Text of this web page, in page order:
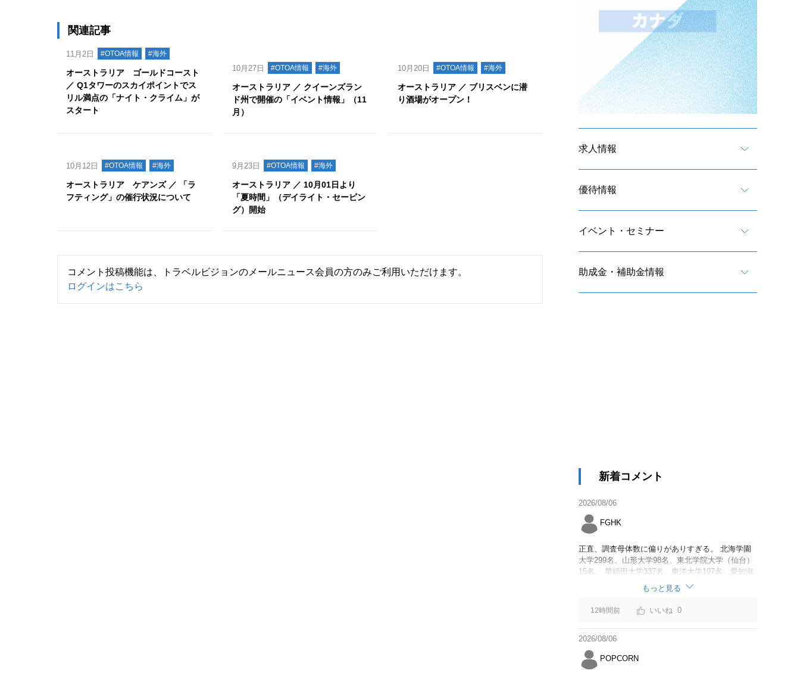
関連記事
11月2日 #OTOA情報 #海外
オーストラリア ゴールドコースト
／ Q1タワーのスカイポイントでス
リル満点の「ナイト・クライム」が
スタート
10月27日 #OTOA情報 #海外
オーストラリア ／ クイーンズラン
ド州で開催の「イベント情報」（11
月）
10月20日 #OTOA情報 #海外
オーストラリア ／ ブリスベンに潜
り酒場がオープン！
10月12日 #OTOA情報 #海外
オーストラリア ケアンズ ／ 「ラ
フティング」の催行状況について
9月23日 #OTOA情報 #海外
オーストラリア ／ 10月01日より
「夏時間」（デイライト・セービン
グ）開始
コメント投稿機能は、トラベルビジョンのメールニュース会員の方のみご利用いただけます。
ログインはこちら
求人情報
優待情報
イベント・セミナー
助成金・補助金情報
新着コメント
2026/08/06
FGHK
正直、調査母体数に偏りがありすぎる。 北海学園
大学299名、山形大学98名、東北学院大学（仙台）
15名、 早稲田大学337名、東洋大学197名、愛知淑
徳大学60名、 追手門学院大学（大阪）137名、安田
女子大学（広島）45名、 福岡大学62名、名桜大学
（沖縄）111名 調査と呼べるような内容でもない。
「Z世代の大学生海外旅行意識アンケート結果」に
変えた方が良いのでは？
もっと見る
12時間前 0
2026/08/06
POPCORN